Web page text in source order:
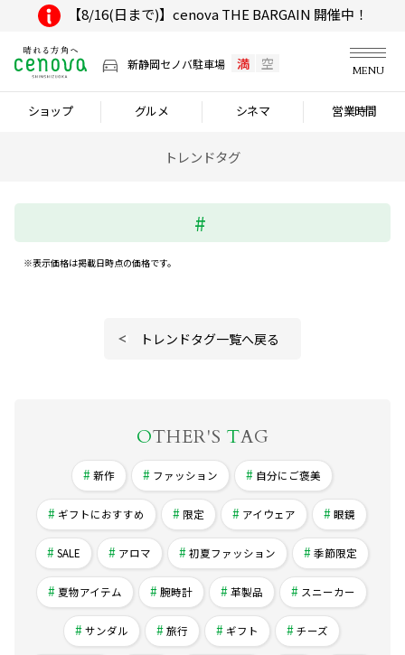
【8/16(日まで)】cenova THE BARGAIN 開催中！
新静岡セノバ駐車場 満 空 MENU
ショップ グルメ シネマ 営業時間
トレンドタグ
※表示価格は掲載日時点の価格です。
トレンドタグ一覧へ戻る
OTHER'S TAG
新作 ファッション 自分にご褒美
ギフトにおすすめ 限定 アイウェア 眼鏡
SALE アロマ 初夏ファッション 季節限定
夏物アイテム 腕時計 革製品 スニーカー
サンダル 旅行 ギフト チーズ